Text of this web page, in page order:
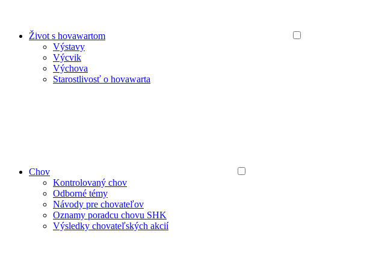
Život s hovawartom
Výstavy
Výcvik
Výchova
Starostlivosť o hovawarta
Chov
Kontrolovaný chov
Odborné témy
Návody pre chovateľov
Oznamy poradcu chovu SHK
Výsledky chovateľských akcií